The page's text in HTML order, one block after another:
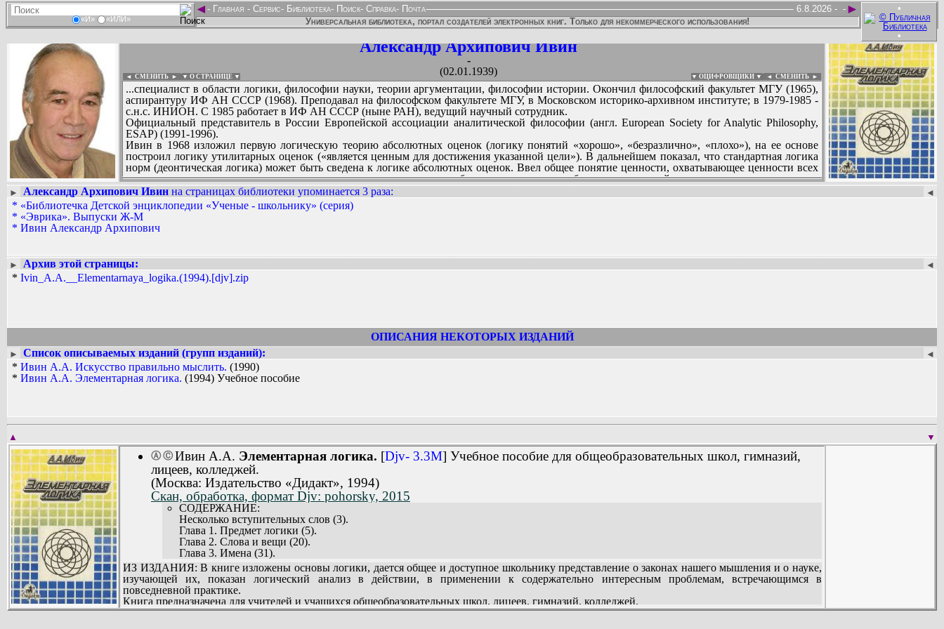
«И» «ИЛИ»
•
•
◄ ►
- Главная - Сервис- Библиотека- Поиск- Справка- Почта -
6.8.2026 -
Универсальная библиотека, портал создателей электронных книг. Только для некоммерческого использования!
Александр Архипович Ивин
-
(02.01.1939)
◄ СМЕНИТЬ ► ▼ О СТРАНИЦЕ ▼ ▼ ОЦИФРОВЩИКИ ▼ ◄ СМЕНИТЬ ►
...специалист в области логики, философии науки, теории аргументации, философии истории. Окончил философский факультет МГУ (1965),
аспирантуру ИФ АН СССР (1968). Преподавал на философском факультете МГУ, в Московском историко-архивном институте; в 1979-1985 -
с.н.с. ИНИОН. С 1985 работает в ИФ АН СССР (ныне РАН), ведущий научный сотрудник.
Официальный представитель в России Европейской ассоциации аналитической философии (англ. European Society for Analytic Philosophy,
ESAP) (1991-1996).
Ивин в 1968 изложил первую логическую теорию абсолютных оценок (логику понятий «хорошо», «безразлично», «плохо»), на ее основе
построил логику утилитарных оценок («является ценным для достижения указанной цели»). В дальнейшем показал, что стандартная логика
норм (деонтическая логика) может быть сведена к логике абсолютных оценок. Ввел общее понятие ценности, охватывающее ценности всех
видов и идущее в параллель классическому определению истины: добро есть соответствие объекта высказанной о нем идее, своему стандарту.
:
Вадим Ершов...
...
СПИСОК НЕКОТОРЫХ ОЦИФРОВАННЫХ ИЗДАНИЙ:
► ◄
Александр Архипович Ивин на страницах библиотеки упоминается 3 раза:
* «Библиотечка Детской энциклопедии «Ученые - школьнику» (серия)
* «Эврика». Выпуски Ж-М
* Ивин Александр Архипович
► ◄
Архив этой страницы:
* Ivin_A.A.__Elementarnaya_logika.(1994).[djv].zip
ОПИСАНИЯ НЕКОТОРЫХ ИЗДАНИЙ
► ◄
Список описываемых изданий (групп изданий):
* Ивин А.А. Искусство правильно мыслить. (1990)
* Ивин А.А. Элементарная логика. (1994) Учебное пособие
▼
▲
Ⓐ Ⓒ Ивин А.А. Элементарная логика. [Djv- 3.3M] Учебное пособие для общеобразовательных школ, гимназий,
лицеев, колледжей.
(Москва: Издательство «Дидакт», 1994)
Скан, обработка, формат Djv: pohorsky, 2015
СОДЕРЖАНИЕ:
Несколько вступительных слов (3).
Глава 1. Предмет логики (5).
Глава 2. Слова и вещи (20).
Глава 3. Имена (31).
Глава 4. Высказывания (63).
Глава 5. Логические законы (78).
Глава 6. Логика категорических высказываний (105).
Глава 7. Доказательство и опровержение (115).
Глава 8. Индуктивные рассуждения (130).
ИЗ ИЗДАНИЯ: В книге изложены основы логики, дается общее и доступное школьнику представление о законах нашего мышления и о науке,
изучающей их, показан логический анализ в действии, в применении к содержательно интересным проблемам, встречающимся в
повседневной практике.
Книга предназначена для учителей и учащихся общеобразовательных школ, лицеев, гимназий, колледжей.